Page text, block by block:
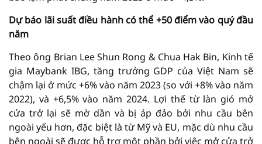
Dự báo lãi suất điều hành có thể +50 điểm vào quý đầu
năm
Theo ông Brian Lee Shun Rong & Chua Hak Bin, Kinh tế
gia Maybank IBG, tăng trưởng GDP của Việt Nam sẽ
chậm lại ở mức +6% vào năm 2023 (so với +8% vào năm
2022), và +6,5% vào năm 2024. Lợi thế từ làn gió mở
cửa trở lại sẽ mờ dần và bị áp đảo bởi nhu cầu bên
ngoài yếu hơn, đặc biệt là từ Mỹ và EU, mặc dù nhu cầu
bên ngoài sẽ được hỗ trợ một phần bởi việc mở cửa trở